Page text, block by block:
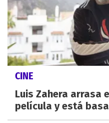
CINE
Luis Zahera arrasa
película y está